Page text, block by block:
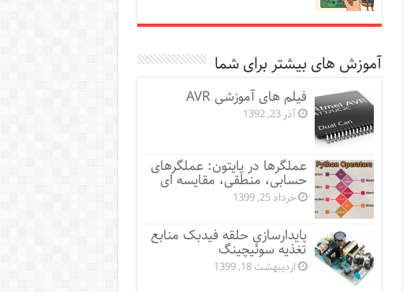
آموزش های بیشتر برای شما
فیلم های آموزشی AVR
آذر 23, 1392
عملگرها در پایتون: عملگرهای
حسابی، منطقی، مقایسه ای
خرداد 25, 1399
پایدارسازی حلقه فیدبک منابع
تغذیه سوئیچینگ
اردیبهشت 18, 1399